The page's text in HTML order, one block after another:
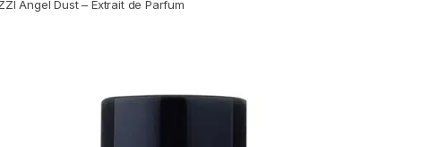
Angel Dust – Extrait de Parfum